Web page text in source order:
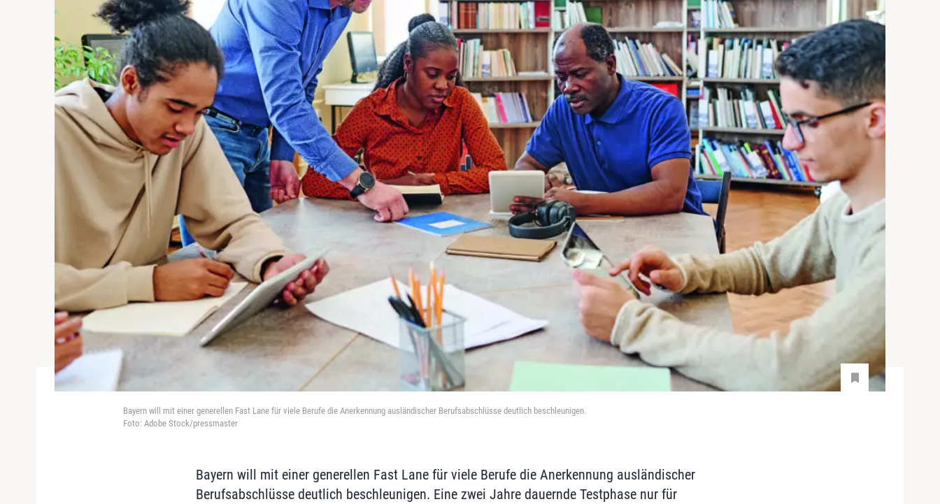
Bayern will mit einer generellen Fast Lane für viele Berufe die Anerkennung ausländischer Berufsabschlüsse deutlich beschleunigen.
Foto: Adobe Stock/pressmaster
Bayern will mit einer generellen Fast Lane für viele Berufe die Anerkennung ausländischer
Berufsabschlüsse deutlich beschleunigen. Eine zwei Jahre dauernde Testphase nur für